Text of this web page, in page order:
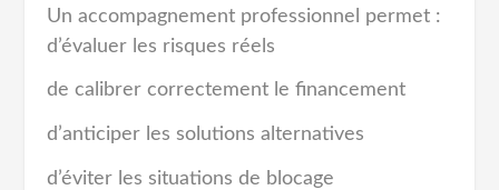
Un accompagnement professionnel permet :
d’évaluer les risques réels
de calibrer correctement le financement
d’anticiper les solutions alternatives
d’éviter les situations de blocage